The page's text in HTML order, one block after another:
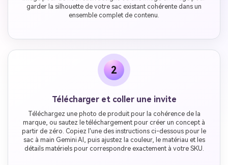
garder la silhouette de votre sac existant cohérente dans un
ensemble complet de contenu.
2
Télécharger et coller une invite
Téléchargez une photo de produit pour la cohérence de la
marque, ou sautez le téléchargement pour créer un concept à
partir de zéro. Copiez l'une des instructions ci-dessous pour le
sac à main Gemini AI, puis ajustez la couleur, le matériau et les
détails matériels pour correspondre exactement à votre SKU.